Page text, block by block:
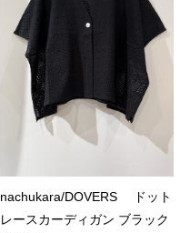
nachukara/DOVERS ドット
レースカーディガン ブラック